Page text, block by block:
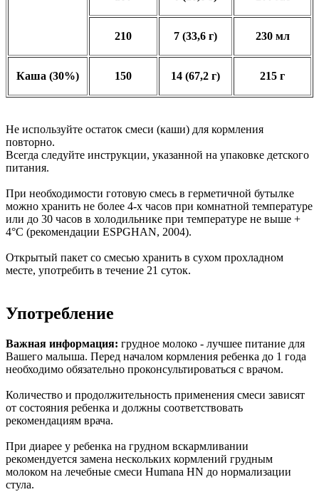
210 7 (33,6 г) 230 мл
Каша (30%) 150 14 (67,2 г) 215 г
Не используйте остаток смеси (каши) для кормления
повторно.
Всегда следуйте инструкции, указанной на упаковке детского
питания.
При необходимости готовую смесь в герметичной бутылке
можно хранить не более 4-х часов при комнатной температуре
или до 30 часов в холодильнике при температуре не выше +
4°С (рекомендации ESPGHAN, 2004).
Открытый пакет со смесью хранить в сухом прохладном
месте, употребить в течение 21 суток.
Употребление
Важная информация: грудное молоко - лучшее питание для
Вашего малыша. Перед началом кормления ребенка до 1 года
необходимо обязательно проконсультироваться с врачом.
Количество и продолжительность применения смеси зависят
от состояния ребенка и должны соответствовать
рекомендациям врача.
При диарее у ребенка на грудном вскармливании
рекомендуется замена нескольких кормлений грудным
молоком на лечебные смеси Humana HN до нормализации
стула.